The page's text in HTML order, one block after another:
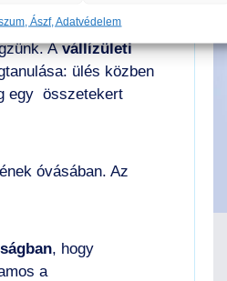
Ászf, Adatvédelem
Avállízületi
ülés közben
egy összetekert
óvásában. Az
, hogy
a